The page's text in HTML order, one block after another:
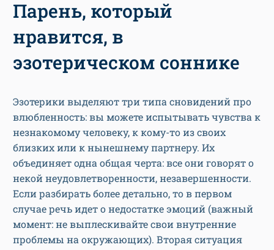
Парень, который
нравится, в
эзотерическом соннике
Эзотерики выделяют три типа сновидений про
влюбленность: вы можете испытывать чувства к
незнакомому человеку, к кому-то из своих
близких или к нынешнему партнеру. Их
объединяет одна общая черта: все они говорят о
некой неудовлетворенности, незавершенности.
Если разбирать более детально, то в первом
случае речь идет о недостатке эмоций (важный
момент: не выплескивайте свои внутренние
проблемы на окружающих). Вторая ситуация